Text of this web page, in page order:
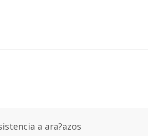
a ara?azos